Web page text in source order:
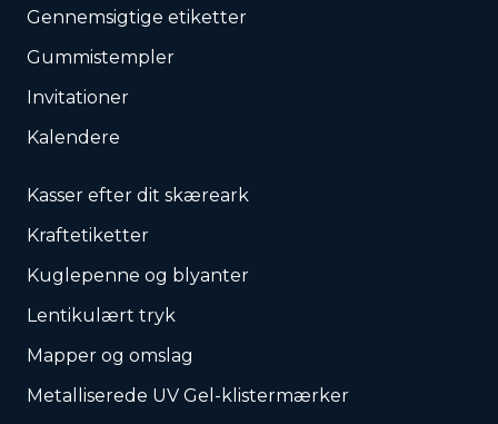
Gennemsigtige etiketter
Gummistempler
Invitationer
Kalendere
Kasser efter dit skæreark
Kraftetiketter
Kuglepenne og blyanter
Lentikulært tryk
Mapper og omslag
Metalliserede UV Gel-klistermærker